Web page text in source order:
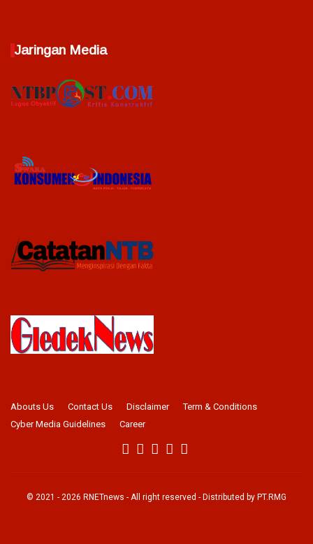
Jaringan Media
Abouts Us Contact Us Disclaimer
Term & Conditions
Cyber Media Guidelines
Career
© 2021 - 2026 RNETnews - All right reserved - Distributed by PT.RMG